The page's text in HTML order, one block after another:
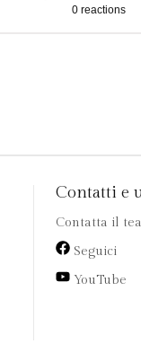
0 reactions
Contatti e
Contatta il
Seguici
YouTube